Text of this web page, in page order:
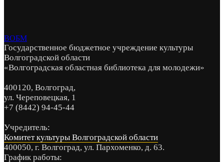
ВОБМ
Государственное бюджетное учреждение культуры
Волгоградской области
«Волгоградская областная библиотека для молодежи»
400120, Волгоград,
ул. Череповецкая, 1
+7 (8442) 94-45-44
Учредитель:
Комитет культуры Волгоградской области
400050, г. Волгоград, ул. Пархоменко, д. 63.
График работы: